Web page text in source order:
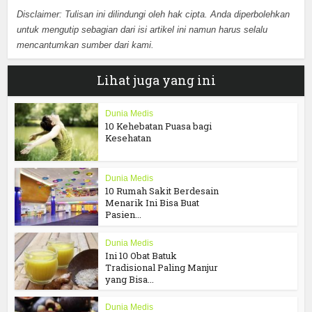
Disclaimer: Tulisan ini dilindungi oleh hak cipta. Anda diperbolehkan
untuk mengutip sebagian dari isi artikel ini namun harus selalu
mencantumkan sumber dari kami.
Lihat juga yang ini
Dunia Medis
10 Kehebatan Puasa bagi
Kesehatan
Dunia Medis
10 Rumah Sakit Berdesain
Menarik Ini Bisa Buat
Pasien...
Dunia Medis
Ini 10 Obat Batuk
Tradisional Paling Manjur
yang Bisa...
Dunia Medis